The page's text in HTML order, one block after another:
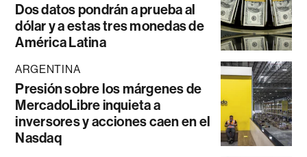
Dos datos pondrán a prueba al
dólar y a estas tres monedas de
América Latina
ARGENTINA
Presión sobre los márgenes de
MercadoLibre inquieta a
inversores y acciones caen en el
Nasdaq